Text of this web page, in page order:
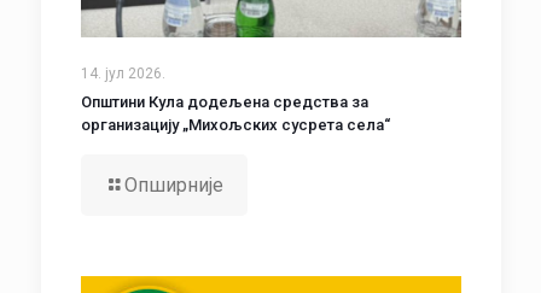
14. јул 2026.
Општини Кула додељена средства за
организацију „Михољских сусрета села“
Опширније